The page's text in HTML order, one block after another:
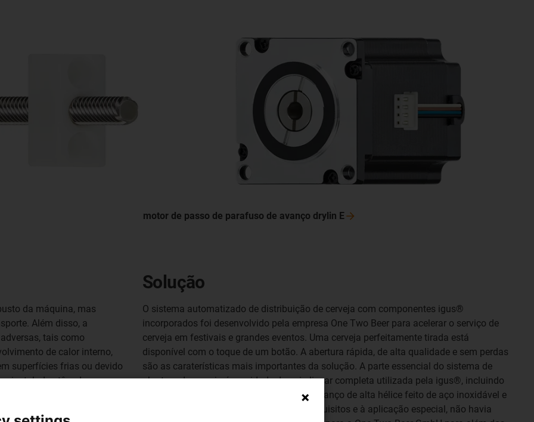
motor de passo de parafuso de avanço drylin E
da máquina, mas
Além disso, a
tais como
de calor interno,
superfícies frias ou devido
instalados têm de
para permitir a
opera no sector
Solução
O sistema automatizado de distribuição de cerveja com componentes igus®
incorporados foi desenvolvido pela empresa One Two Beer para acelerar o serviço de
cerveja em festivais e grandes eventos. Uma cerveja perfeitamente tirada está
disponível com o toque de um botão. A abertura rápida, de alta qualidade e sem perdas
são as caraterísticas mais importantes da solução. A parte essencial do sistema de
abertura de cerveja é a unidade de guia linear completa utilizada pela igus®, incluindo
o motor de passo do eixo, o parafuso de avanço de alta hélice feito de aço inoxidável e
a porca roscada flangeada. Devido aos requisitos e à aplicação especial, não havia